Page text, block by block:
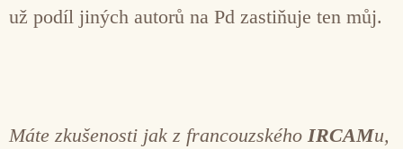
už podíl jiných autorů na Pd zastiňuje ten můj.
Máte zkušenosti jak z francouzského IRCAMu,